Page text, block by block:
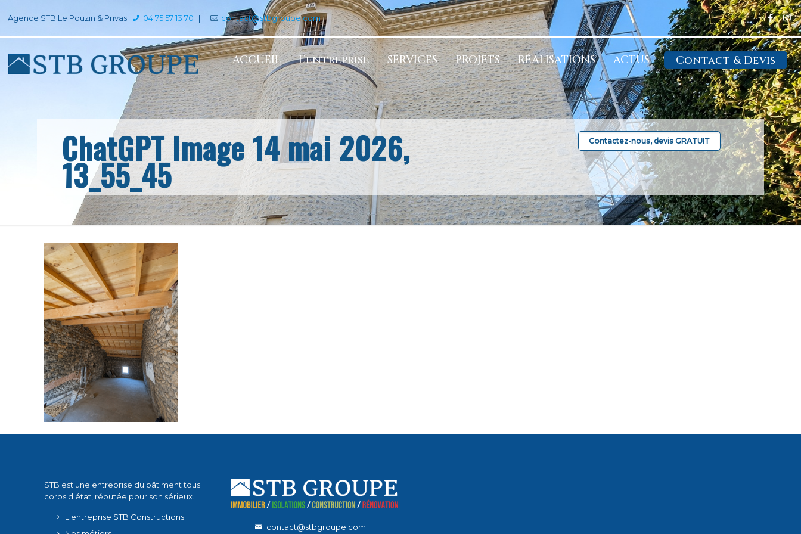
Agence STB Le Pouzin & Privas 04 75 57 13 70 | contact@stbgroupe.com
ACCUEIL L’entreprise SERVICES PROJETS RÉALISATIONS ACTUS Contact & Devis
ChatGPT Image 14 mai 2026,
13_55_45
Contactez-nous, devis GRATUIT
STB est une entreprise du bâtiment tous
corps d'état, réputée pour son sérieux.
L'entreprise STB Constructions
contact@stbgroupe.com